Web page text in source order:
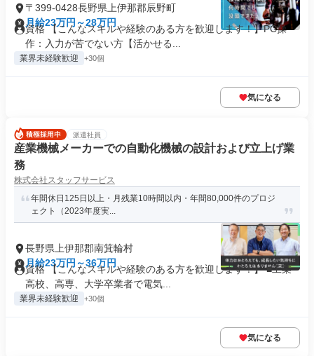
〒399-0428長野県上伊那郡辰野町
月給23万円～28万円
資格 【こんなスキルや経験のある方を歓迎します！】PC操
作：入力が苦でない方【活かせる...
業界未経験歓迎 +30個
気になる
派遣社員
産業機械メーカーでの自動化機械の設計および立上げ業
務
株式会社スタッフサービス
年間休日125日以上・月残業10時間以内・年間80,000件のプロジ
ェクト（2023年度実...
長野県上伊那郡南箕輪村
月給23万円～36万円
資格 【こんなスキルや経験のある方を歓迎します！】 ■工業
高校、高専、大学卒業者で電気...
業界未経験歓迎 +30個
気になる